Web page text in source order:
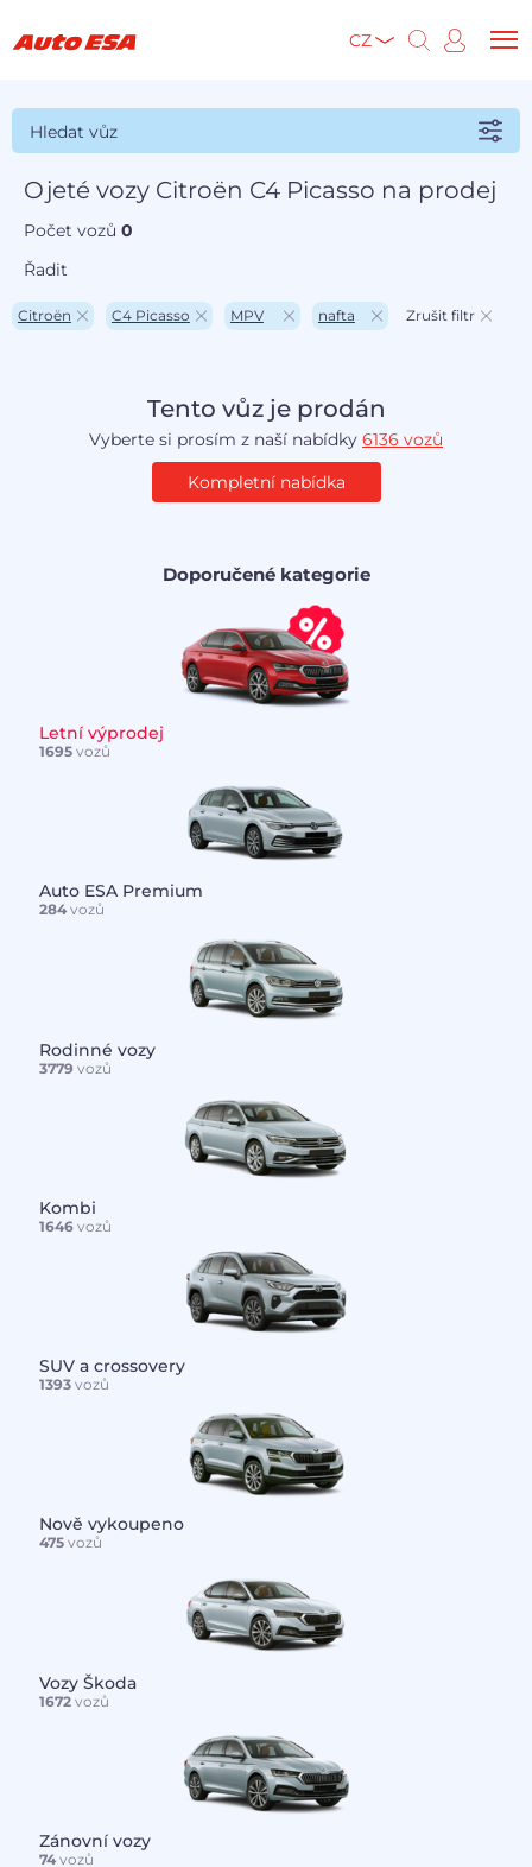
CZ
Hledat vůz
Ojeté vozy Citroën C4 Picasso na prodej
Počet vozů0
Řadit
Citroën C4 Picasso MPV nafta Zrušit filtr
Tento vůz je prodán
Vyberte si prosím z naší nabídky 6136 vozů
Kompletní nabídka
Doporučené kategorie
Letní výprodej
1695vozů
Auto ESA Premium
284vozů
Rodinné vozy
3779 vozů
Kombi
1646vozů
SUV a crossovery
1393vozů
Nově vykoupeno
475vozů
Vozy Škoda
1672vozů
Zánovní vozy
74vozů